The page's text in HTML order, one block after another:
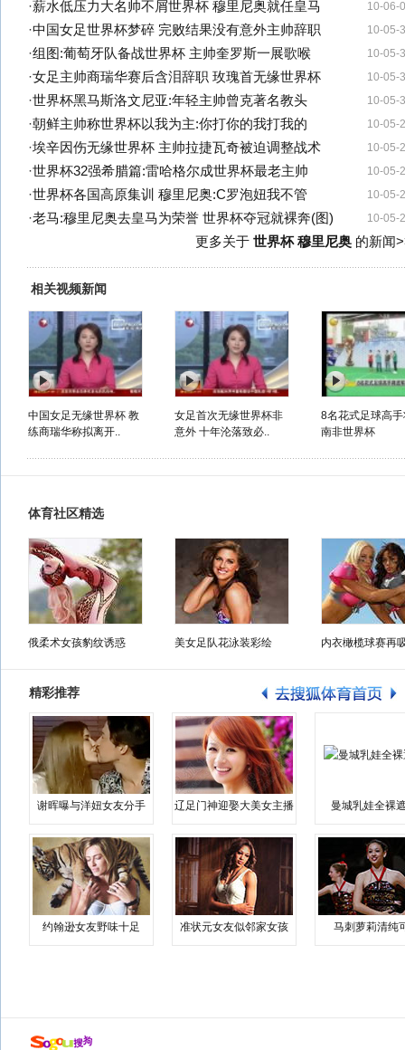
10-06-
·薪水低压力大名帅不屑世界杯 穆里尼奥就任皇马
10-05-
·中国女足世界杯梦碎 完败结果没有意外主帅辞职
10-05-
·组图:葡萄牙队备战世界杯 主帅奎罗斯一展歌喉
10-05-
·女足主帅商瑞华赛后含泪辞职 玫瑰首无缘世界杯
10-05-
·世界杯黑马斯洛文尼亚:年轻主帅曾克著名教头
10-05-
·朝鲜主帅称世界杯以我为主:你打你的我打我的
10-05-
·埃辛因伤无缘世界杯 主帅拉捷瓦奇被迫调整战术
10-05-
·世界杯32强希腊篇:雷哈格尔成世界杯最老主帅
10-05-
·世界杯各国高原集训 穆里尼奥:C罗泡妞我不管
10-05-
·老马:穆里尼奥去皇马为荣誉 世界杯夺冠就裸奔(图)
更多关于 世界杯 穆里尼奥的新闻
相关视频新闻
中国女足无缘世界杯 教
练商瑞华称拟离开..
女足首次无缘世界杯非
意外 十年沦落致必..
8名花式足球高
南非世界杯
体育社区精选
俄柔术女孩豹纹诱惑 美女足队花泳装彩绘 内衣橄榄球赛再
精彩推荐
谢晖曝与洋妞女友分手 辽足门神迎娶大美女主播 曼城乳娃全裸
约翰逊女友野味十足 准状元女友似邻家女孩 马刺萝莉清纯